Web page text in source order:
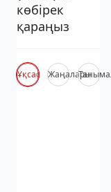
көбірек
қараңыз
Ұқсас Жаңалары